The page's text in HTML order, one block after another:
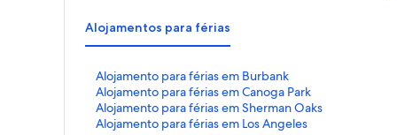
Alojamentos para férias
Alojamento para férias em Burbank
H
i
p
e
Alojamento para férias em Canoga Park
H
i
p
Alojamento para férias em Sherman Oaks
H
iAlojamento para férias em Los Angeles
H